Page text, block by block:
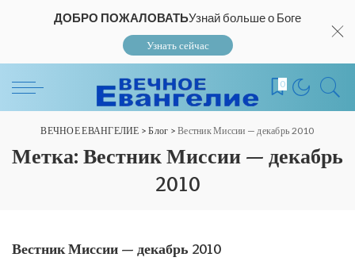
ДОБРО ПОЖАЛОВАТЬУзнай больше о Боге
Узнать сейчас
0
ВЕЧНОЕ ЕВАНГЕЛИЕ >Блог >Вестник Миссии — декабрь 2010
Метка: Вестник Миссии — декабрь
2010
Вестник Миссии — декабрь 2010